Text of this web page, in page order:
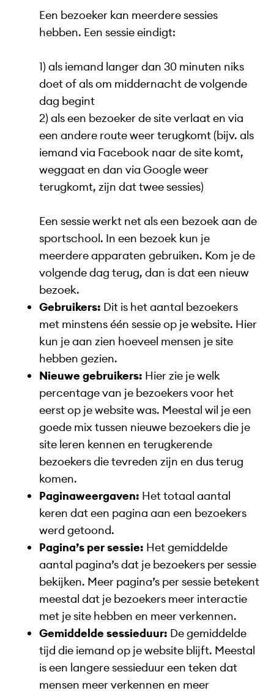
Een bezoeker kan meerdere sessies
hebben. Een sessie eindigt:
1) als iemand langer dan 30 minuten niks
doet of als om middernacht de volgende
dag begint
2) als een bezoeker de site verlaat en via
een andere route weer terugkomt (bijv. als
iemand via Facebook naar de site komt,
weggaat en dan via Google weer
terugkomt, zijn dat twee sessies)
Een sessie werkt net als een bezoek aan de
sportschool. In een bezoek kun je
meerdere apparaten gebruiken. Kom je de
volgende dag terug, dan is dat een nieuw
bezoek.
Gebruikers: Dit is het aantal bezoekers
met minstens één sessie op je website. Hier
kun je aan zien hoeveel mensen je site
hebben gezien.
Nieuwe gebruikers: Hier zie je welk
percentage van je bezoekers voor het
eerst op je website was. Meestal wil je een
goede mix tussen nieuwe bezoekers die je
site leren kennen en terugkerende
bezoekers die tevreden zijn en dus terug
komen.
Paginaweergaven: Het totaal aantal
keren dat een pagina aan een bezoekers
werd getoond.
Pagina’s per sessie: Het gemiddelde
aantal pagina’s dat je bezoekers per sessie
bekijken. Meer pagina’s per sessie betekent
meestal dat je bezoekers meer interactie
met je site hebben en meer verkennen.
Gemiddelde sessieduur: De gemiddelde
tijd die iemand op je website blijft. Meestal
is een langere sessieduur een teken dat
mensen meer verkennen en meer